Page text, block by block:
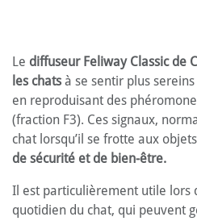
Le diffuseur Feliway Classic de
les chats à se sentir plus
en reproduisant des
(fraction F3). Ces signaux,
chat lorsqu’il se frotte aux
de sécurité et de bien-être.
Il est particulièrement utile lors
quotidien du chat, qui peuvent